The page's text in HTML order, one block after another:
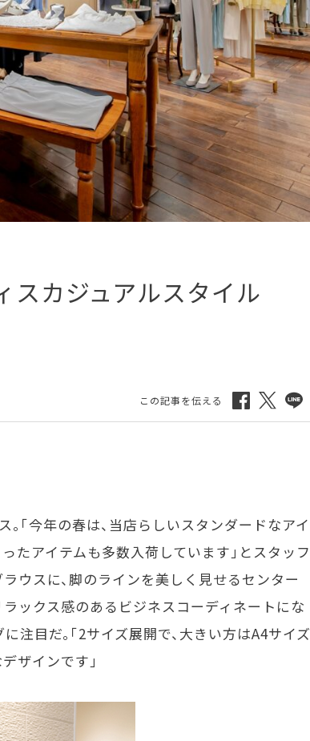
カジュアルスタイル
「今年の春は、当店らしいスタンダードなアイ
たアイテムも多数入荷しています」とスタッフ
ウスに、脚のラインを美しく見せるセンター
ックス感のあるビジネスコーディネートにな
注目だ。「2サイズ展開で、大きい方はA4サイズ
ザインです」